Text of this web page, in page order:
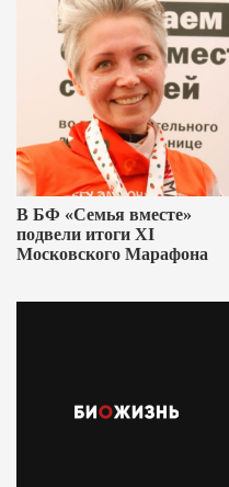
В БФ «Семья вместе»
подвели итоги XI
Московского Марафона